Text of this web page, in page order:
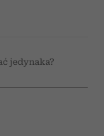
jedynaka?